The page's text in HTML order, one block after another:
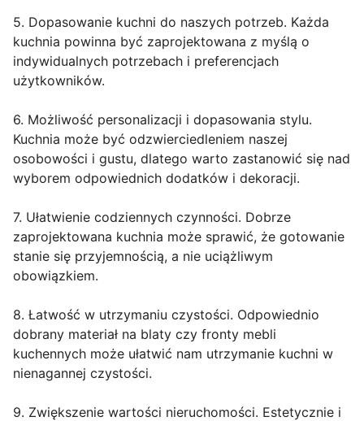
5. Dopasowanie kuchni do naszych potrzeb. Każda
kuchnia powinna być zaprojektowana z myślą o
indywidualnych potrzebach i preferencjach
użytkowników.
6. Możliwość personalizacji i dopasowania stylu.
Kuchnia może być odzwierciedleniem naszej
osobowości i gustu, dlatego warto zastanowić się nad
wyborem odpowiednich dodatków i dekoracji.
7. Ułatwienie codziennych czynności. Dobrze
zaprojektowana kuchnia może sprawić, że gotowanie
stanie się przyjemnością, a nie uciążliwym
obowiązkiem.
8. Łatwość w utrzymaniu czystości. Odpowiednio
dobrany materiał na blaty czy fronty mebli
kuchennych może ułatwić nam utrzymanie kuchni w
nienagannej czystości.
9. Zwiększenie wartości nieruchomości. Estetycznie i